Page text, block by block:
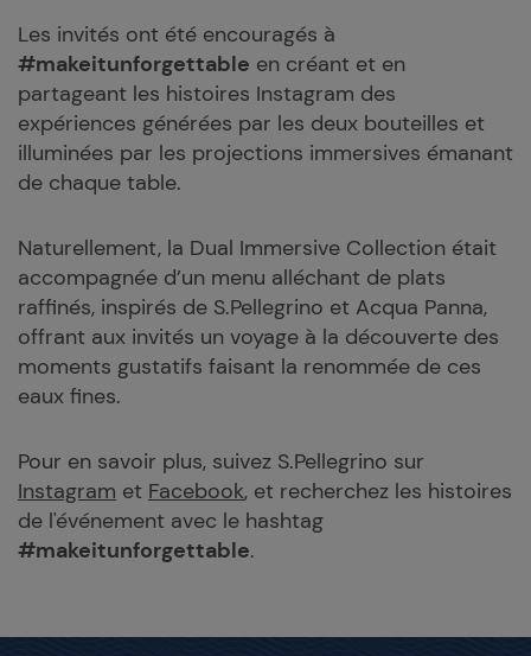
Les invités ont été encouragés à
#makeitunforgettable en créant et en
partageant les histoires Instagram des
expériences générées par les deux bouteilles et
illuminées par les projections immersives émanant
de chaque table.
Naturellement, la Dual Immersive Collection était
accompagnée d’un menu alléchant de plats
raffinés, inspirés de S.Pellegrino et Acqua Panna,
offrant aux invités un voyage à la découverte des
moments gustatifs faisant la renommée de ces
eaux fines.
Pour en savoir plus, suivez S.Pellegrino sur
Instagram et Facebook, et recherchez les histoires
de l'événement avec le hashtag
#makeitunforgettable.